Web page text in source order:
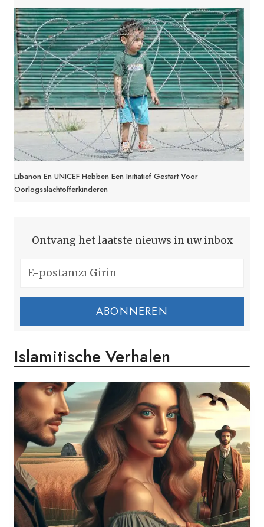
Libanon En UNICEF Hebben Een Initiatief Gestart Voor
Oorlogsslachtofferkinderen
Ontvang het laatste nieuws in uw inbox
ABONNEREN
Islamitische Verhalen